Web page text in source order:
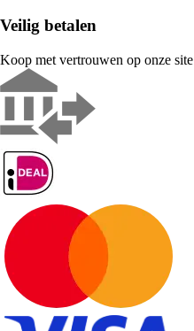
Veilig betalen
Koop met vertrouwen op onze site